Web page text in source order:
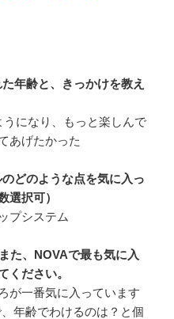
年齢と、きっかけを教え
になり、もっと楽しんで
あげたかった
どのような点を気に入っ
選択可）
プシステム
た、NOVAで最も気に入
ください。
が一番気に入っています
年齢でわけるのは？と個